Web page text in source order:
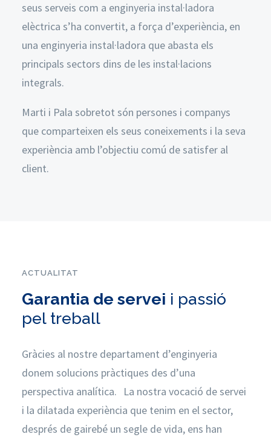
seus serveis com a enginyeria instal·ladora
elèctrica s’ha convertit, a força d’experiència, en
una enginyeria instal·ladora que abasta els
principals sectors dins de les instal·lacions
integrals.
Marti i Pala sobretot són persones i companys
que comparteixen els seus coneixements i la seva
experiència amb l’objectiu comú de satisfer al
client.
ACTUALITAT
Garantia de servei i passió
pel treball
Gràcies al nostre departament d’enginyeria
donem solucions pràctiques des d’una
perspectiva analítica. La nostra vocació de servei
i la dilatada experiència que tenim en el sector,
després de gairebé un segle de vida, ens han